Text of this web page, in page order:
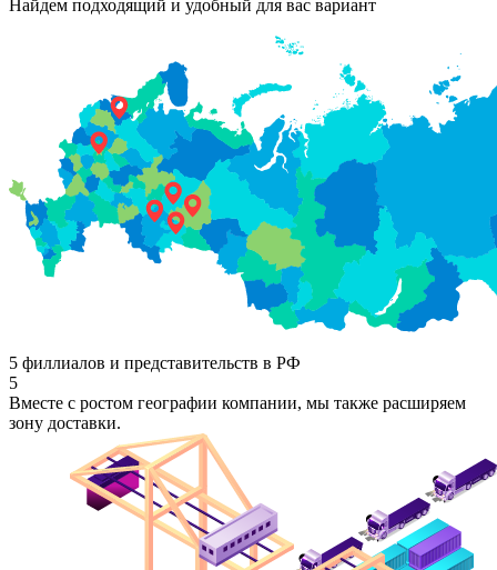
Найдем подходящий и удобный для вас вариант
5 филлиалов и представительств в РФ
5
Вместе с ростом географии компании, мы также расширяем
зону доставки.